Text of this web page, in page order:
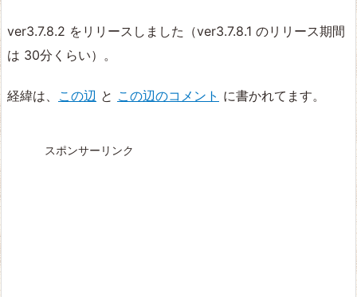
ver3.7.8.2 をリリースしました（ver3.7.8.1 のリリース期間
は 30分くらい）。
経緯は、 この辺 と この辺のコメント に書かれてます。
スポンサーリンク